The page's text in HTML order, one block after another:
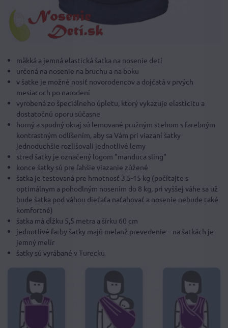
mäkká a jemná elastická šatka na nosenie detí
určená na nosenie na bruchu a na boku
v šatke je možné nosiť novorodencov a dojčatá v prvých
mesiacoch po narodení
vyrobená zo špeciálneho úpletu, ktorý vykazuje elasticitu a
dostatočnú oporu súčasne
horný a spodný okraj sú lemované pružným stehom s farebným
kontrastným odlíšením, aby sa Vám pri viazaní šatky
jednoduchšie rozlišovali jednotlivé lemy
stred šatky je označený logom "manduca sling"
konce šatky sú pre ľahšie viazanie zúžené
šatka je testovaná pre hmotnosť 3,5-15 kg (počítajte s
optimálnym a pohodlným nosením do 8 kg, pri vyššej váhe sa už
bude šatka pod váhou dieťaťa naťahovať a nosenie nebude také
komfortné)
šatka má dĺžku 5,5 metra a šírku 60 cm
jednotlivé farby šatky majú melanž prevedenie – na šatkách je
jemný melír
šatky sú vyrábané v Turecku